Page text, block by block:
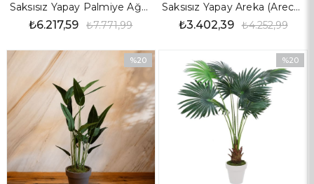
Saksısız Yapay Palmiye Ağaç 190 cm
₺6.217,59 ₺7.771,99
Saksısız Yapay Areka (Areca) Palmiye Ağaç 5li 135 cm
₺3.402,39 ₺4.252,99
%20
İndirim
%20İndirim
%20
İndirim